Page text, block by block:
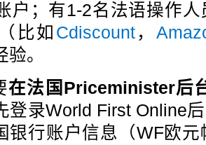
户；有1-2名法语操作
比如 Cdiscount，
。
在法国Priceminister后
登录World First Online
银行账户信息（WF欧